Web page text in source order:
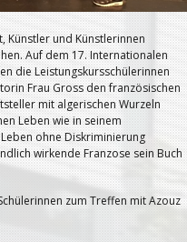
Künstler und Künstlerinnen
Auf dem 17. Internationalen
die Leistungskursschülerinnen
Frau Gross den französischen
mit algerischen Wurzeln
Leben wie in seinem
ohne Diskriminierung
wirkende Franzose sein Buch
zum Treffen mit Azouz